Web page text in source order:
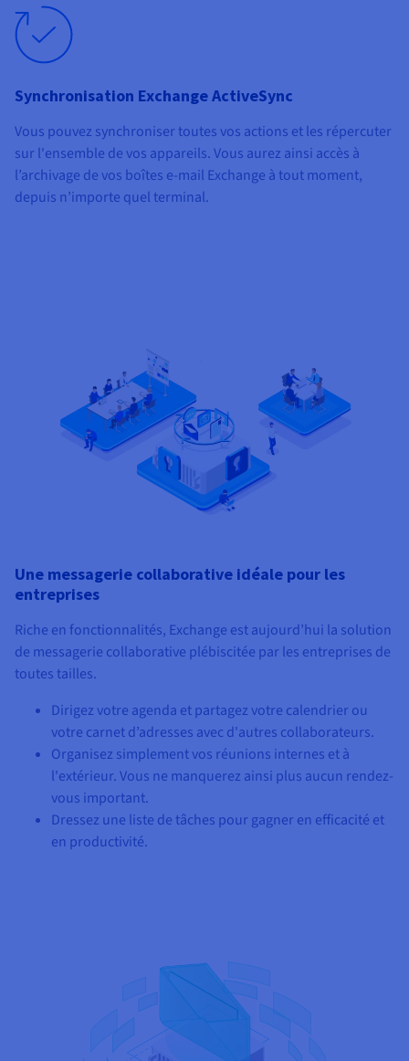
Synchronisation Exchange ActiveSync
Vous pouvez synchroniser toutes vos actions et les répercuter
sur l'ensemble de vos appareils. Vous aurez ainsi accès à
l’archivage de vos boîtes e-mail Exchange à tout moment,
depuis n’importe quel terminal.
Une messagerie collaborative idéale pour les
entreprises
Riche en fonctionnalités, Exchange est aujourd’hui la solution
de messagerie collaborative plébiscitée par les entreprises de
toutes tailles.
Dirigez votre agenda et partagez votre calendrier ou
votre carnet d’adresses avec d'autres collaborateurs.
Organisez simplement vos réunions internes et à
l'extérieur. Vous ne manquerez ainsi plus aucun rendez-
vous important.
Dressez une liste de tâches pour gagner en efficacité et
en productivité.